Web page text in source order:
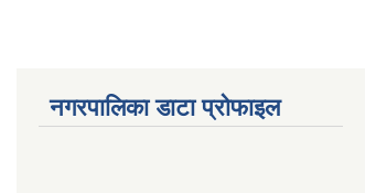
नगरपालिका डाटा प्रोफाइल